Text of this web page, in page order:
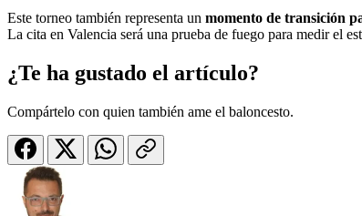
Este torneo también representa un momento de transición
La cita en Valencia será una prueba de fuego para medir el
¿Te ha gustado el artículo?
Compártelo con quien también ame el baloncesto.